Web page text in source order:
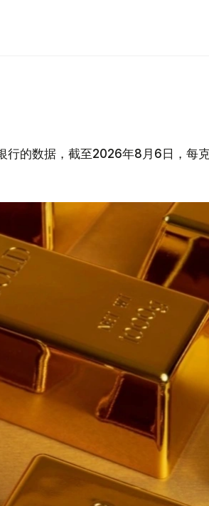
行的数据，截至2026年8月6日，每